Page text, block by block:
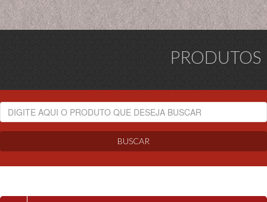
PRODUTOS
BUSCAR